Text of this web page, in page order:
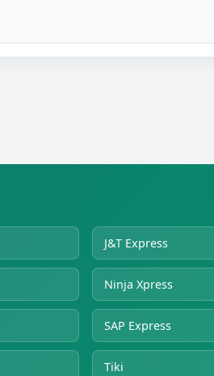
J&T Express
Ninja Xpress
SAP Express
Tiki